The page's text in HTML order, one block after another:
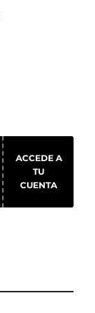
ACCEDE A
TU
CUENTA